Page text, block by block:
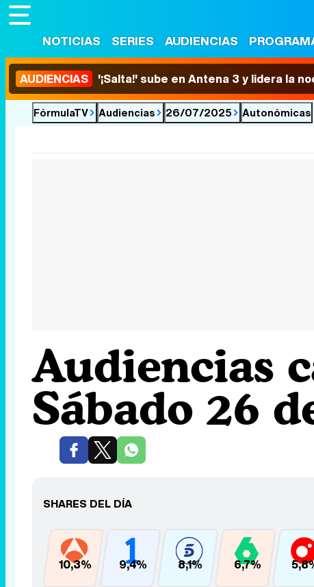
NOTICIAS SERIES AUDIENCIAS
AUDIENCIAS '¡Salta!' sube en Antena 3 y lidera la
FórmulaTV Audiencias 26/07/2025 Autonómicas
Audiencias
Sábado 26
SHARES DEL DÍA
10,3% 9,4% 8,1% 6,7%